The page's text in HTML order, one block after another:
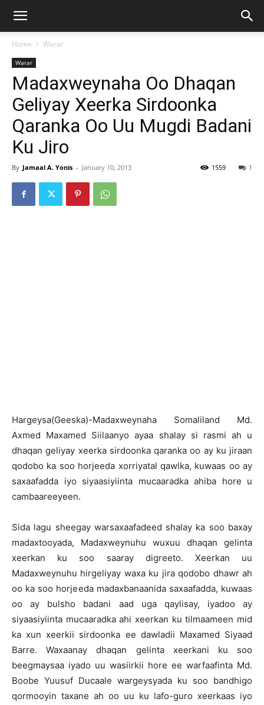
Home Warar
Warar
Madaxweynaha Oo Dhaqan
Geliyay Xeerka Sirdoonka
Qaranka Oo Uu Mugdi Badani
Ku Jiro
By Jamaal A. Yonis - January 10, 2013 1
1559
Hargeysa(Geeska)-Madaxweynaha Somaliland Md.
Axmed Maxamed Siilaanyo ayaa shalay si rasmi ah u
dhaqan geliyay xeerka sirdoonka qaranka oo ay ku jiraan
qodobo ka soo horjeeda xorriyatal qawlka, kuwaas oo ay
saxaafadda iyo siyaasiyiinta mucaaradka ahiba hore u
cambaareeyeen.
Sida lagu sheegay warsaxaafadeed shalay ka soo baxay
madaxtooyada, Madaxweynuhu wuxuu dhaqan gelinta
xeerkan ku soo saaray digreeto. Xeerkan uu
Madaxweynuhu hirgeliyay waxa ku jira qodobo dhawr ah
oo ka soo horjeeda madaxbanaanida saxaafadda, kuwaas
oo ay bulsho badani aad uga qaylisay, iyadoo ay
siyaasiyiinta mucaaradka ahi xeerkan ku tilmaameen mid
ka xun xeerkii sirdoonka ee dawladii Maxamed Siyaad
Barre. Waxaanay dhaqan gelinta xeerkani ku soo
beegmaysaa iyado uu wasiirkii hore ee warfaafinta Md.
Boobe Yuusuf Ducaale wargeysyada ku soo bandhigo
qormooyin taxane ah oo uu ku lafo-guro xeerkaas iyo